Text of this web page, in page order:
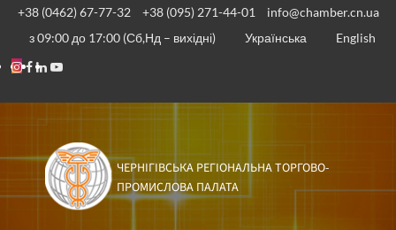
Перейти
вмісту
+38 (0462) 67-77-32 +38 (095) 271-44-01
info@chamber.cn.ua
з 09:00 до 17:00 (Сб,Нд – вихідні)
Українська
English
Instagram
Facebook
Linkedin
Youtube
ЧЕРНІГІВСЬКА РЕГІОНАЛЬНА ТОРГОВО-
ПРОМИСЛОВА ПАЛАТА